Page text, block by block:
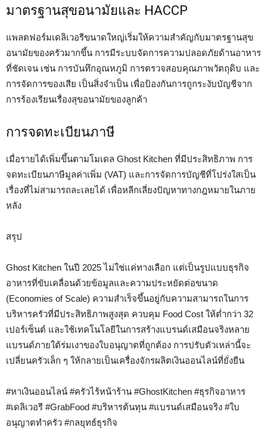
มาตรฐานสุขอนามัยและ HACCP
แพลตฟอร์มเดลิเวอรีขนาดใหญ่เริ่มให้ความสำคัญกับมาตรฐานสุข
อนามัยของครัวมากขึ้น การมีระบบจัดการความปลอดภัยด้านอาหาร
ที่ชัดเจน เช่น การบันทึกอุณหภูมิ การตรวจสอบคุณภาพวัตถุดิบ และ
การจัดการของเสีย เป็นสิ่งจำเป็น เพื่อป้องกันการถูกระงับบัญชีจาก
การร้องเรียนเรื่องสุขอนามัยของลูกค้า
การจดทะเบียนภาษี
เมื่อรายได้เพิ่มขึ้นตามโมเดล Ghost Kitchen ที่มีประสิทธิภาพ การ
จดทะเบียนภาษีมูลค่าเพิ่ม (VAT) และการจัดการบัญชีที่โปร่งใสเป็น
เรื่องที่ไม่สามารถละเลยได้ เพื่อหลีกเลี่ยงปัญหาทางกฎหมายในภาย
หลัง
สรุป
Ghost Kitchen ในปี 2025 ไม่ใช่แค่ทางเลือก แต่เป็นรูปแบบธุรกิจ
อาหารที่ขับเคลื่อนด้วยข้อมูลและความประหยัดต่อขนาด
(Economies of Scale) ความสำเร็จขึ้นอยู่กับความสามารถในการ
บริหารครัวที่มีประสิทธิภาพสูงสุด ควบคุม Food Cost ให้ต่ำกว่า 32
เปอร์เซ็นต์ และใช้เทคโนโลยีในการสร้างแบรนด์เสมือนจริงหลาย
แบรนด์ภายใต้ร่มเงาของใบอนุญาตที่ถูกต้อง การปรับตัวเหล่านี้จะ
เปลี่ยนครัวเล็ก ๆ ให้กลายเป็นเครื่องจักรผลิตเงินออนไลน์ที่ยั่งยืน
#หาเงินออนไลน์ #ครัวไร้หน้าร้าน #GhostKitchen #ธุรกิจอาหาร
#เดลิเวอรี #GrabFood #บริหารต้นทุน #แบรนด์เสมือนจริง #ใบ
อนุญาตทำครัว #กลยุทธ์ธุรกิจ